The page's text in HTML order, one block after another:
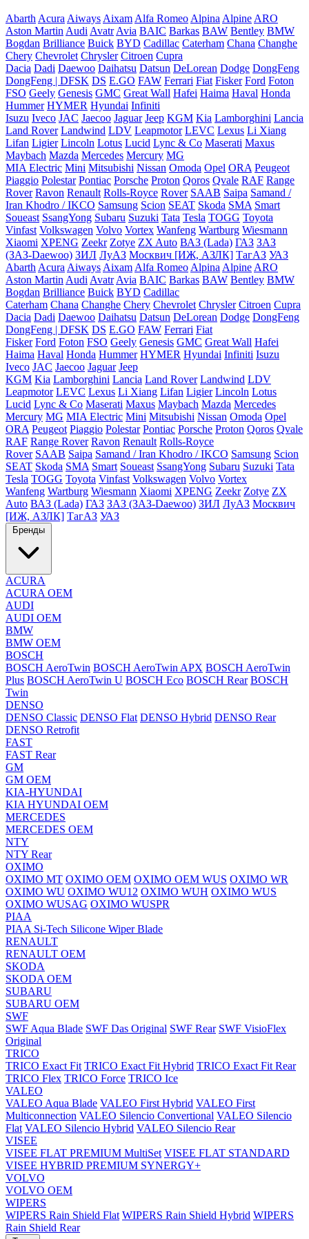
Abarth Acura Aiways Aixam Alfa Romeo Alpina Alpine ARO
Aston Martin Audi Avatr Avia BAIC Barkas BAW Bentley BMW
Bogdan Brilliance Buick BYD Cadillac Caterham Chana Changhe
Chery Chevrolet Chrysler Citroen Cupra
Dacia Dadi Daewoo Daihatsu Datsun DeLorean Dodge DongFeng
DongFeng | DFSK DS E.GO FAW Ferrari Fiat Fisker Ford Foton
FSO Geely Genesis GMC Great Wall Hafei Haima Haval Honda
Hummer HYMER Hyundai Infiniti
Isuzu Iveco JAC Jaecoo Jaguar Jeep KGM Kia Lamborghini Lancia
Land Rover Landwind LDV Leapmotor LEVC Lexus Li Xiang
Lifan Ligier Lincoln Lotus Lucid Lync & Co Maserati Maxus
Maybach Mazda Mercedes Mercury MG
MIA Electric Mini Mitsubishi Nissan Omoda Opel ORA Peugeot
Piaggio Polestar Pontiac Porsche Proton Qoros Qvale RAF Range
Rover Ravon Renault Rolls-Royce Rover SAAB Saipa Samand /
Iran Khodro / IKCO Samsung Scion SEAT Skoda SMA Smart
Soueast SsangYong Subaru Suzuki Tata Tesla TOGG Toyota
Vinfast Volkswagen Volvo Vortex Wanfeng Wartburg Wiesmann
Xiaomi XPENG Zeekr Zotye ZX Auto ВАЗ (Lada) ГАЗ ЗАЗ
(ЗАЗ-Daewoo) ЗИЛ ЛуАЗ Москвич [ИЖ, АЗЛК] ТагАЗ УАЗ
Abarth Acura Aiways Aixam Alfa Romeo Alpina Alpine ARO
Aston Martin Audi Avatr Avia BAIC Barkas BAW Bentley BMW
Bogdan Brilliance Buick BYD Cadillac
Caterham Chana Changhe Chery Chevrolet Chrysler Citroen Cupra
Dacia Dadi Daewoo Daihatsu Datsun DeLorean Dodge DongFeng
DongFeng | DFSK DS E.GO FAW Ferrari Fiat
Fisker Ford Foton FSO Geely Genesis GMC Great Wall Hafei
Haima Haval Honda Hummer HYMER Hyundai Infiniti Isuzu
Iveco JAC Jaecoo Jaguar Jeep
KGM Kia Lamborghini Lancia Land Rover Landwind LDV
Leapmotor LEVC Lexus Li Xiang Lifan Ligier Lincoln Lotus
Lucid Lync & Co Maserati Maxus Maybach Mazda Mercedes
Mercury MG MIA Electric Mini Mitsubishi Nissan Omoda Opel
ORA Peugeot Piaggio Polestar Pontiac Porsche Proton Qoros Qvale
RAF Range Rover Ravon Renault Rolls-Royce
Rover SAAB Saipa Samand / Iran Khodro / IKCO Samsung Scion
SEAT Skoda SMA Smart Soueast SsangYong Subaru Suzuki Tata
Tesla TOGG Toyota Vinfast Volkswagen Volvo Vortex
Wanfeng Wartburg Wiesmann Xiaomi XPENG Zeekr Zotye ZX
Auto ВАЗ (Lada) ГАЗ ЗАЗ (ЗАЗ-Daewoo) ЗИЛ ЛуАЗ Москвич
[ИЖ, АЗЛК] ТагАЗ УАЗ
Бренды
ACURA
ACURA OEM
AUDI
AUDI OEM
BMW
BMW OEM
BOSCH
BOSCH AeroTwin BOSCH AeroTwin APX BOSCH AeroTwin
Plus BOSCH AeroTwin U BOSCH Eco BOSCH Rear BOSCH
Twin
DENSO
DENSO Classic DENSO Flat DENSO Hybrid DENSO Rear
DENSO Retrofit
FAST
FAST Rear
GM
GM OEM
KIA-HYUNDAI
KIA HYUNDAI OEM
MERCEDES
MERCEDES OEM
NTY
NTY Rear
OXIMO
OXIMO MT OXIMO OEM OXIMO OEM WUS OXIMO WR
OXIMO WU OXIMO WU12 OXIMO WUH OXIMO WUS
OXIMO WUSAG OXIMO WUSPR
PIAA
PIAA Si-Tech Silicone Wiper Blade
RENAULT
RENAULT OEM
SKODA
SKODA OEM
SUBARU
SUBARU OEM
SWF
SWF Aqua Blade SWF Das Original SWF Rear SWF VisioFlex
Original
TRICO
TRICO Exact Fit TRICO Exact Fit Hybrid TRICO Exact Fit Rear
TRICO Flex TRICO Force TRICO Ice
VALEO
VALEO Aqua Blade VALEO First Hybrid VALEO First
Multiconnection VALEO Silencio Convertional VALEO Silencio
Flat VALEO Silencio Hybrid VALEO Silencio Rear
VISEE
VISEE FLAT PREMIUM MultiSet VISEE FLAT STANDARD
VISEE HYBRID PREMIUM SYNERGY+
VOLVO
VOLVO OEM
WIPERS
WIPERS Rain Shield Flat WIPERS Rain Shield Hybrid WIPERS
Rain Shield Rear